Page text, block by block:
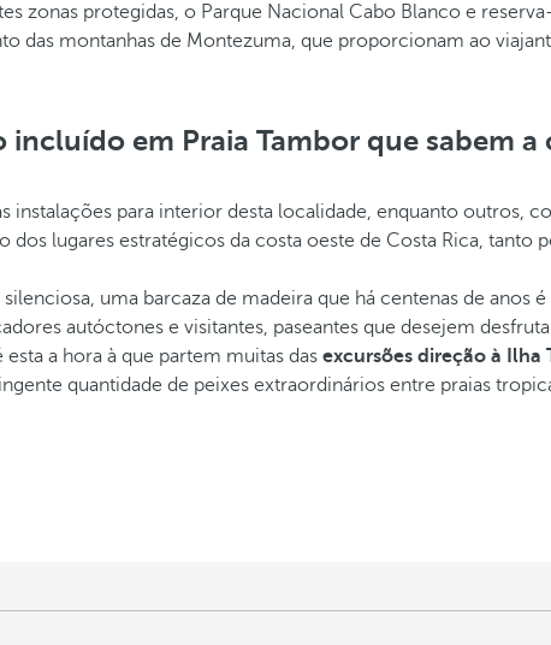
zonas protegidas, o Parque Nacional Cabo Blanco e
das montanhas de Montezuma, que proporcionam ao
incluído em Praia Tambor que sabem a
instalações para interior desta localidade, enquanto outros,
lugares estratégicos da costa oeste de Costa Rica, tanto
uma barcaza de madeira que há centenas de
autóctones e visitantes, paseantes que desejem
a hora à que partem muitas das excursões direção à Ilha
quantidade de peixes extraordinários entre praias